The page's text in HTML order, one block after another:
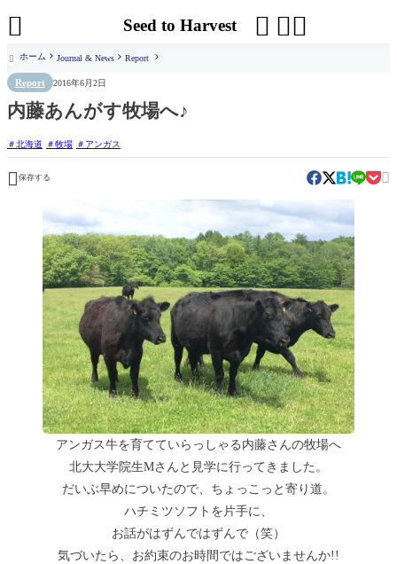
Seed to Harvest  

 ホーム Journal & News Report
Report 2016年6月2日
内藤あんがす牧場へ♪
北海道 牧場 アンガス
 保存する 
アンガス牛を育てていらっしゃる内藤さんの牧場へ
北大大学院生Mさんと見学に行ってきました。
だいぶ早めについたので、ちょっこっと寄り道。
ハチミツソフトを片手に、
お話がはずんではずんで（笑）
気づいたら、お約束のお時間ではございませんか!!